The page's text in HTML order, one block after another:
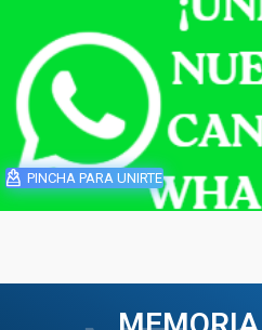
PINCHA PARA UNIRTE